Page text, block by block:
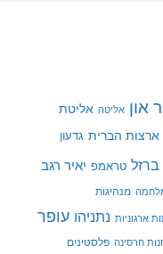
און אליטה אליטת
ארצות הברית גדעון
טראמפ יאיר רגב
מנהיגות
ארגוניות נתניהו עופר
חרסינה פלסטינים